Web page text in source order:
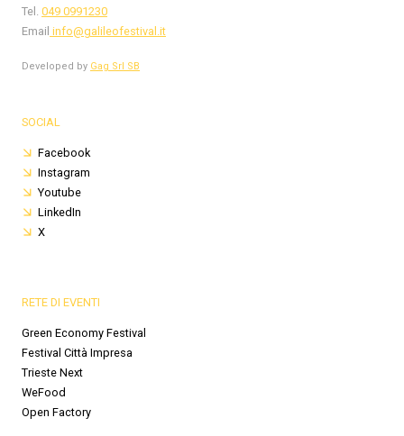
Tel. 049 0991230
Email info@galileofestival.it
Developed by Gag Srl SB
SOCIAL
Facebook
Instagram
Youtube
LinkedIn
X
RETE DI EVENTI
Green Economy Festival
Festival Città Impresa
Trieste Next
WeFood
Open Factory